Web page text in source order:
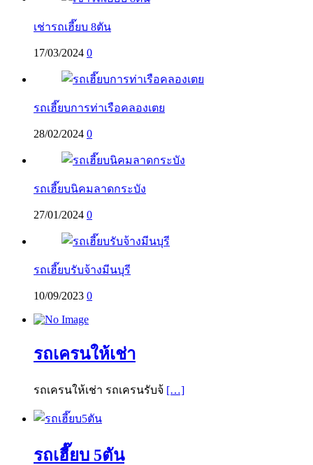
เช่ารถเฮี๊ยบ 8ตัน
17/03/2024 0
รถเฮี๊ยบการท่าเรือคลองเตย
28/02/2024 0
รถเฮี๊ยบนิคมลาดกระบัง
27/01/2024 0
รถเฮี๊ยบรับจ้างมีนบุรี
10/09/2023 0
รถเครนให้เช่า
รถเครนให้เช่า รถเครนรับจ้ […]
รถเฮี๊ยบ 5ตัน